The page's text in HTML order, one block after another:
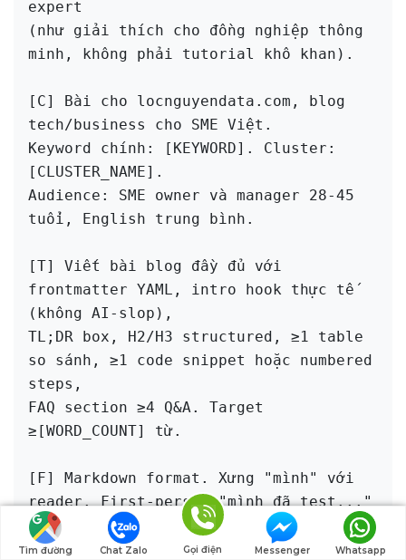
expert
(như giải thích cho đồng nghiệp thông
minh, không phải tutorial khô khan).
[C] Bài cho locnguyendata.com, blog
tech/business cho SME Việt.
Keyword chính: [KEYWORD]. Cluster:
[CLUSTER_NAME].
Audience: SME owner và manager 28-45
tuổi, English trung bình.
[T] Viết bài blog đầy đủ với
frontmatter YAML, intro hook thực tế
(không AI-slop),
TL;DR box, H2/H3 structured, ≥1 table
so sánh, ≥1 code snippet hoặc numbered
steps,
FAQ section ≥4 Q&A. Target
≥[WORD_COUNT] từ.
[F] Markdown format. Xưng "mình" với
reader. First-person "mình đã test..."
ít nhất 1 lần.
Heading hierarchy: H1 (title) > H2
Tìm đường Chat Zalo Gọi điện Messenger Whatsapp